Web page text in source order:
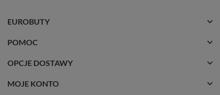
EUROBUTY
POMOC
OPCJE DOSTAWY
MOJE KONTO